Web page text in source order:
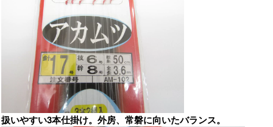
扱いやすい3本仕掛け。外房、常磐に向いたバランス。